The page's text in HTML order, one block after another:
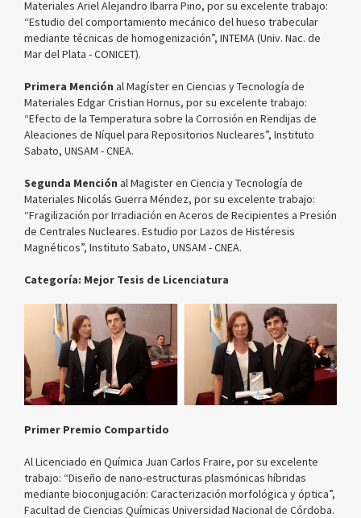
Materiales Ariel Alejandro Ibarra Pino, por su excelente trabajo:
“Estudio del comportamiento mecánico del hueso trabecular
mediante técnicas de homogenización”, INTEMA (Univ. Nac. de
Mar del Plata - CONICET).
Primera Mención al Magíster en Ciencias y Tecnología de
Materiales Edgar Cristian Hornus, por su excelente trabajo:
“Efecto de la Temperatura sobre la Corrosión en Rendijas de
Aleaciones de Níquel para Repositorios Nucleares”, Instituto
Sabato, UNSAM - CNEA.
Segunda Mención al Magister en Ciencia y Tecnología de
Materiales Nicolás Guerra Méndez, por su excelente trabajo:
“Fragilización por Irradiación en Aceros de Recipientes a Presión
de Centrales Nucleares. Estudio por Lazos de Histéresis
Magnéticos”, Instituto Sabato, UNSAM - CNEA.
Categoría: Mejor Tesis de Licenciatura
Primer Premio Compartido
Al Licenciado en Química Juan Carlos Fraire, por su excelente
trabajo: “Diseño de nano-estructuras plasmónicas híbridas
mediante bioconjugación: Caracterización morfológica y óptica”,
Facultad de Ciencias Químicas Universidad Nacional de Córdoba.